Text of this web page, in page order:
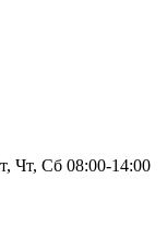
Чт, Сб 08:00-14:00